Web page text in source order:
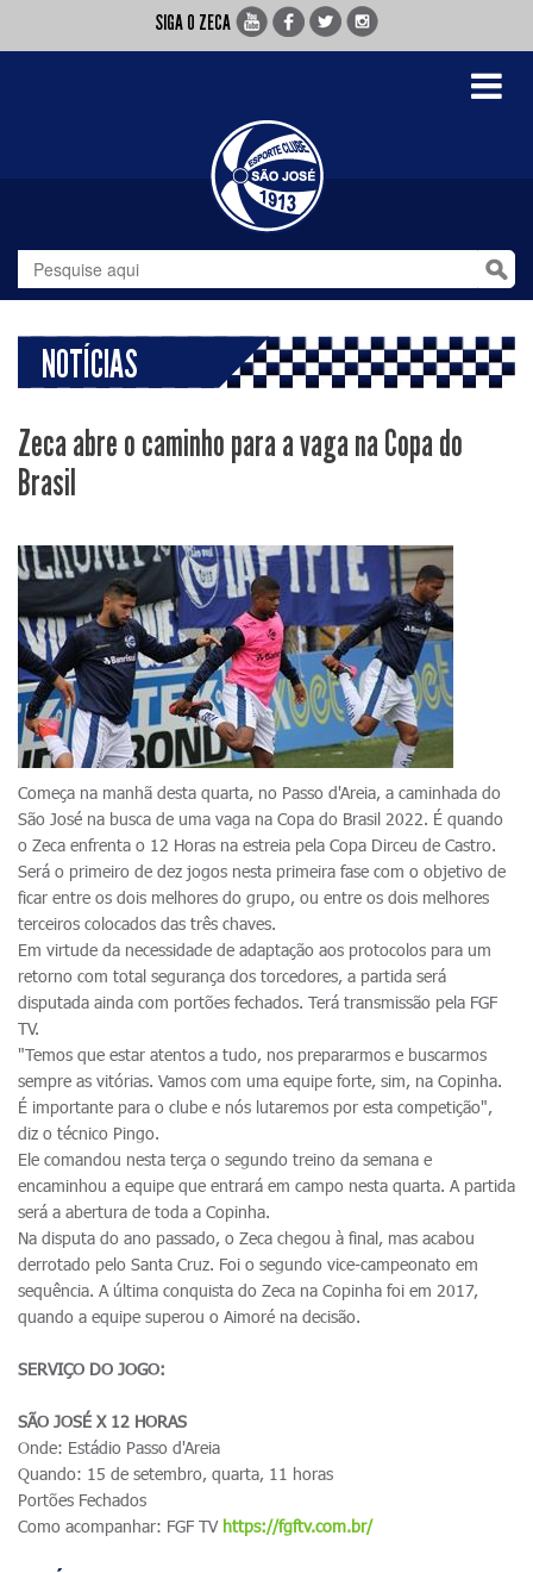
SIGA O ZECA
Toggle
NOTÍCIAS
Zeca abre o caminho para a vaga na Copa do
Brasil
Começa na manhã desta quarta, no Passo d'Areia, a caminhada do
São José na busca de uma vaga na Copa do Brasil 2022. É quando
o Zeca enfrenta o 12 Horas na estreia pela Copa Dirceu de Castro.
Será o primeiro de dez jogos nesta primeira fase com o objetivo de
ficar entre os dois melhores do grupo, ou entre os dois melhores
terceiros colocados das três chaves.
Em virtude da necessidade de adaptação aos protocolos para um
retorno com total segurança dos torcedores, a partida será
disputada ainda com portões fechados. Terá transmissão pela FGF
TV.
"Temos que estar atentos a tudo, nos prepararmos e buscarmos
sempre as vitórias. Vamos com uma equipe forte, sim, na Copinha.
É importante para o clube e nós lutaremos por esta competição",
diz o técnico Pingo.
Ele comandou nesta terça o segundo treino da semana e
encaminhou a equipe que entrará em campo nesta quarta. A partida
será a abertura de toda a Copinha.
Na disputa do ano passado, o Zeca chegou à final, mas acabou
derrotado pelo Santa Cruz. Foi o segundo vice-campeonato em
sequência. A última conquista do Zeca na Copinha foi em 2017,
quando a equipe superou o Aimoré na decisão.
SERVIÇO DO JOGO:
SÃO JOSÉ X 12 HORAS
Onde: Estádio Passo d'Areia
Quando: 15 de setembro, quarta, 11 horas
Portões Fechados
Como acompanhar: FGF TV https://fgftv.com.br/